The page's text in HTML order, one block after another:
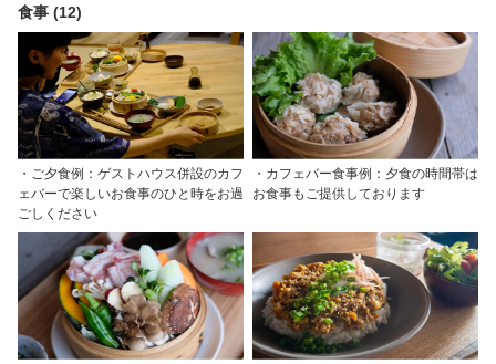
食事 (12)
・ご夕食例：ゲストハウス併設のカフ
ェバーで楽しいお食事のひと時をお過
ごしください
・カフェバー食事例：夕食の時間帯は
お食事もご提供しております